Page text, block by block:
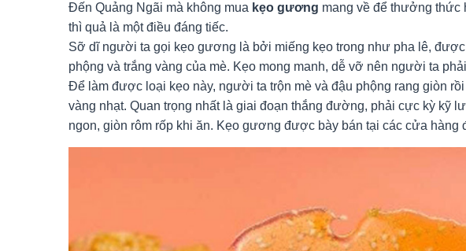
Đến Quảng Ngãi mà không mua kẹo gương mang về để thưởng thức
thì quả là một điều đáng tiếc.
Sỡ dĩ người ta gọi kẹo gương là bởi miếng kẹo trong như pha lê,
phộng và trắng vàng của mè. Kẹo mong manh, dễ vỡ nên người ta
Để làm được loại kẹo này, người ta trộn mè và đậu phộng rang giòn
vàng nhạt. Quan trọng nhất là giai đoạn thắng đường, phải cực kỳ kỹ
ngon, giòn rôm rốp khi ăn. Kẹo gương được bày bán tại các cửa hàng